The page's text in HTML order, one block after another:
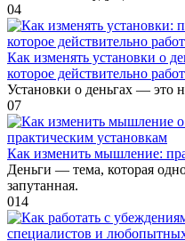
04
Как изменять установки о
которое действительно
Установки о деньгах — это
07
Как изменить мышление:
Деньги — тема, которая
запутанная.
014